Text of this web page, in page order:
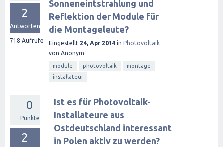
2
Antworten
718 Aufrufe
Sonneneintstrahlung und
Reflektion der Module für
die Montageleute?
Eingestellt 24, Apr 2014 in Photovoltaik
von Anonym
module photovoltaik
montage
installateur
0
Punkte
2
Ist es für Photovoltaik-
Installateure aus
Ostdeutschland interessant
in Polen aktiv zu werden?